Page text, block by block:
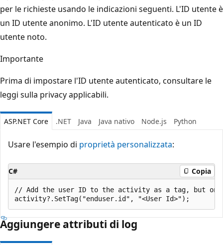
per le richieste usando le indicazioni seguenti. L'ID utente è
un ID utente anonimo. L'ID utente autenticato è un ID
utente noto.
Importante
Prima di impostare l'ID utente autenticato, consultare le
leggi sulla privacy applicabili.
ASP.NET Core .NET Java Java nativo Node.js Python
Usare l'esempio di proprietà personalizzata:
C# Copia
// Add the user ID to the activity as a tag, but
Aggiungere attributi di log